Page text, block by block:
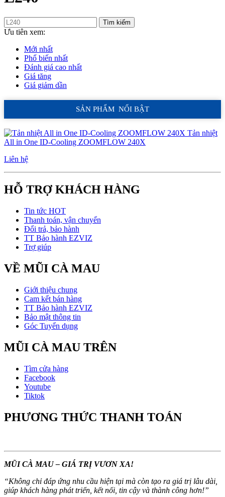
Tìm kiếm
Ưu tiên xem:
Mới nhất
Phổ biến nhất
Đánh giá cao nhất
Giá tăng
Giá giảm dần
SẢN PHẨM NỔI BẬT
Tản nhiệt
All in One ID-Cooling ZOOMFLOW 240X
Liên hệ
HỖ TRỢ KHÁCH HÀNG
Tin tức HOT
Thanh toán, vận chuyển
Đổi trả, bảo hành
TT Bảo hành EZVIZ
Trợ giúp
VỀ MŨI CÀ MAU
Giới thiệu chung
Cam kết bán hàng
TT Bảo hành EZVIZ
Bảo mật thông tin
Góc Tuyển dụng
MŨI CÀ MAU TRÊN
Tìm cửa hàng
Facebook
Youtube
Tiktok
PHƯƠNG THỨC THANH TOÁN
MŨI CÀ MAU – GIÁ TRỊ VƯƠN XA!
“Không chỉ đáp ứng nhu cầu hiện tại mà còn tạo ra giá trị lâu dài,
giúp khách hàng phát triển, kết nối, tin cậy và thành công hơn!”